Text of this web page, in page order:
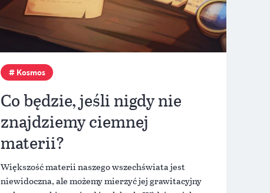
Kosmos
Co będzie, jeśli nigdy nie
znajdziemy ciemnej
materii?
Większość materii naszego wszechświata jest
niewidoczna, ale możemy mierzyć jej grawitacyjny